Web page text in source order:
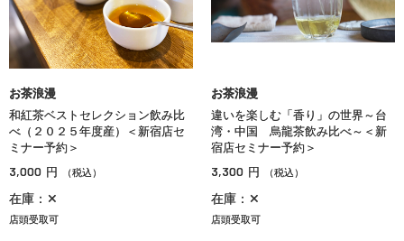
お茶浪漫
和紅茶ベストセレクション飲み比
べ（２０２５年度産）＜新宿店セ
ミナー予約＞
3,000 円 （税込）
在庫：✕
店頭受取可
お茶浪漫
違いを楽しむ「香り」の世界～台
湾・中国 烏龍茶飲み比べ～＜新
宿店セミナー予約＞
3,300 円 （税込）
在庫：✕
店頭受取可